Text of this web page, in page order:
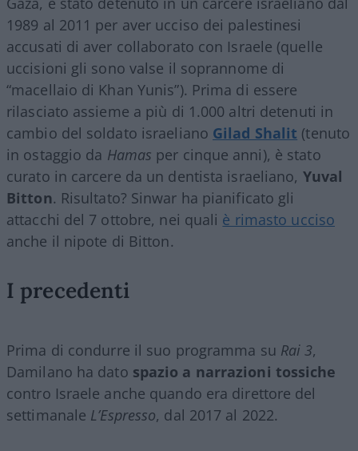
1989 al 2011 per aver ucciso dei palestinesi
accusati di aver collaborato con Israele (quelle
uccisioni gli sono valse il soprannome di
“macellaio di Khan Yunis”). Prima di essere
rilasciato assieme a più di 1.000 altri detenuti in
cambio del soldato israeliano Gilad Shalit (tenuto
in ostaggio da Hamas per cinque anni), è stato
curato in carcere da un dentista israeliano, Yuval
Bitton. Risultato? Sinwar ha pianificato gli
attacchi del 7 ottobre, nei quali è rimasto ucciso
anche il nipote di Bitton.
I precedenti
Prima di condurre il suo programma su Rai 3,
Damilano ha dato spazio a narrazioni tossiche
contro Israele anche quando era direttore del
settimanale L’Espresso, dal 2017 al 2022.